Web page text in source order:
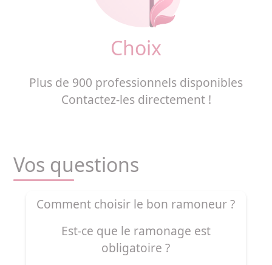
Choix
Plus de 900 professionnels disponibles
Contactez-les directement !
Vos questions
Comment choisir le bon ramoneur ?
Est-ce que le ramonage est
obligatoire ?